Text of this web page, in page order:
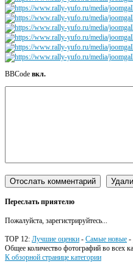
BBCode вкл.
Переслать приятелю
Пожалуйста, зарегистрируйтесь...
TOP 12: Лучшие оценки - Самые новые -
Общее количество фотографий во всех
К обзорной странице категории